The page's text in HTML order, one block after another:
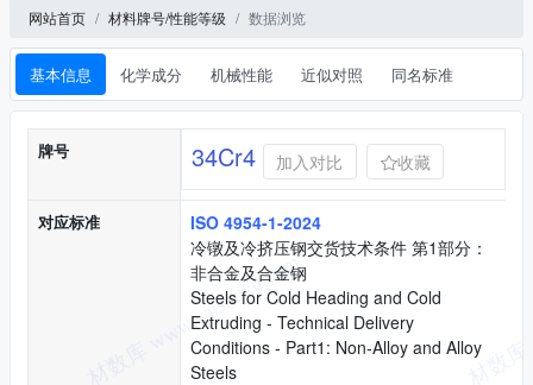
网站首页 材料牌号/性能等级 数据浏览
基本信息 化学成分 机械性能 近似对照 同名标准
基本信息
牌号 34Cr4 加入对比 收藏
对应标准
ISO 4954-1-2024
冷镦及冷挤压钢交货技术条件 第1部分：
非合金及合金钢
Steels for Cold Heading and Cold
Extruding - Technical Delivery
Conditions - Part1: Non-Alloy and Alloy
Steels